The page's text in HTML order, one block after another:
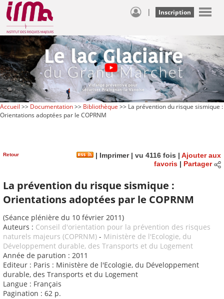
| Inscription
Accueil >> Documentation>> Bibliothèque >> La prévention du risque sismique :
Orientations adoptées par le COPRNM
Retour | Imprimer| vu 4116 fois | Ajouter aux
favoris| Partager
La prévention du risque sismique :
Orientations adoptées par le COPRNM
(Séance plénière du 10 février 2011)
Auteurs : Conseil d'orientation pour la prévention des risques
naturels majeurs (COPRNM) - Ministère de l'Ecologie, du
Développement durable, des Transports et du Logement
Année de parution : 2011
Editeur : Paris : Ministère de l'Ecologie, du Développement
durable, des Transports et du Logement
Langue : Français
Pagination : 62 p.